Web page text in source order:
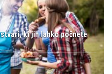
ki jih lahko počnete